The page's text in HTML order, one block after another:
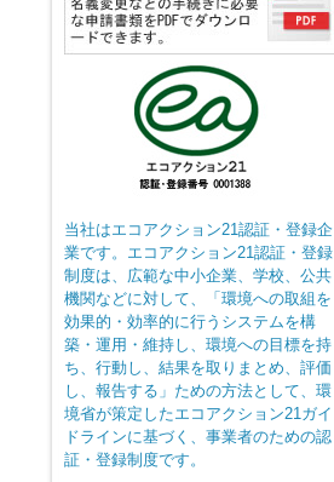
当社はエコアクション21認証・登録企
業です。エコアクション21認証・登録
制度は、広範な中小企業、学校、公共
機関などに対して、「環境への取組を
効果的・効率的に行うシステムを構
築・運用・維持し、環境への目標を持
ち、行動し、結果を取りまとめ、評価
し、報告する」ための方法として、環
境省が策定したエコアクション21ガイ
ドラインに基づく、事業者のための認
証・登録制度です。